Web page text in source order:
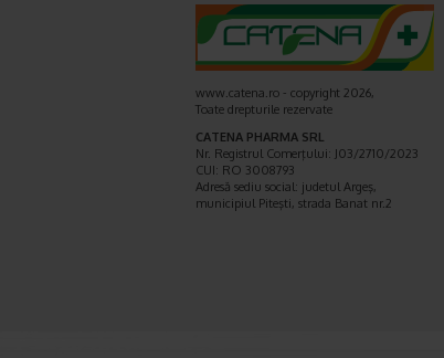
www.catena.ro - copyright 2026,
Toate drepturile rezervate
CATENA PHARMA SRL
Nr. Registrul Comerţului: J03/2710/2023
CUI: RO 3008793
Adresă sediu social: judetul Argeş,
municipiul Piteşti, strada Banat nr.2